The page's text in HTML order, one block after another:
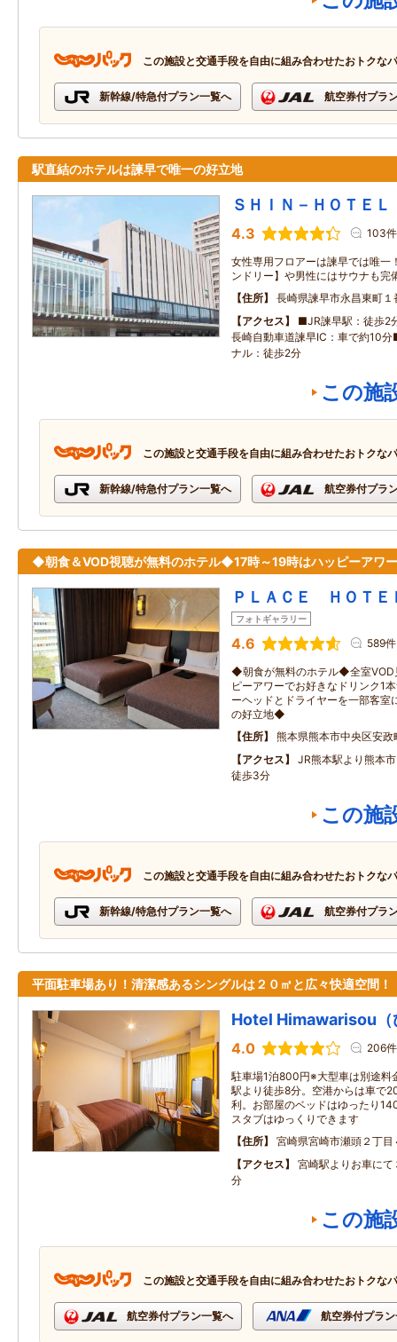
この施設と交通手段を自由に組み合わせたおトクな
新幹線/特急付プラン一覧へ 航空券付プラ
駅直結のホテルは諫早で唯一の好立地
ＳＨＩＮ－ＨＯＴＥＬ
4.3 103件
女性専用フロアーは諫早では唯一
ンドリー】や男性にはサウナも完
住所
長崎県諫早市永昌東町１
アクセス
■JR諫早駅：徒歩2
長崎自動車道諫早IC：車で約10
ナル：徒歩2分
この施
この施設と交通手段を自由に組み合わせたおトクな
新幹線/特急付プラン一覧へ 航空券付プラ
◆朝食＆VOD視聴が無料のホテル◆17時～19時はハッピーアワ
ＰＬＡＣＥ ＨＯＴ
フォトギャラリー
4.6 589件
◆朝食が無料のホテル◆全室
ピーアワーでお好きなドリンク1
ーヘッドとドライヤーを一部客
の好立地◆
住所
熊本県熊本市中央区安政
アクセス
JR熊本駅より熊本
徒歩3分
この施
この施設と交通手段を自由に組み合わせたおトクな
新幹線/特急付プラン一覧へ 航空券付プラ
平面駐車場あり！清潔感あるシングルは２０㎡と広々快適空間！
Hotel Himawarisou（
4.0 206件
駐車場1泊800円※大型車は別途料
駅より徒歩8分。空港からは車で
利。お部屋のベッドはゆったり
スタブはゆっくりできます
住所
宮崎県宮崎市瀬頭２丁目
アクセス
宮崎駅よりお車に
分
この施
この施設と交通手段を自由に組み合わせたおトクな
航空券付プラン一覧へ 航空券付プラ